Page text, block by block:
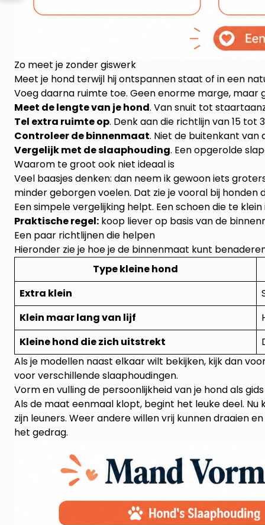
Zo meet je zonder giswerk
Meet je hond terwijl hij ontspannen staat of in een
Voeg daarna ruimte toe. Geen enorme marge,
Meet de lengte van je hond. Van snuit tot
Tel extra ruimte op. Denk aan die richtlijn van 15 tot
Controleer de binnenmaat. Niet de buitenkant van
Vergelijk met de slaaphouding. Een opgerolde
Waarom te groot ook niet ideaal is
Veel baasjes denken: dan neem ik gewoon iets
minder geborgen voelen. Dat zie je vooral bij
Een simpele vergelijking helpt. Een schoen die te
Praktische regel: koop liever op basis van de
Een paar richtlijnen die helpen
Hieronder zie je hoe je de binnenmaat kunt
Type kleine hond
Extra klein
Klein maar lang van lijf
Kleine hond die zich uitstrekt
Als je modellen naast elkaar wilt bekijken, kijk dan
voor verschillende slaaphoudingen.
Vorm en vulling de persoonlijkheid van je hond als gids
Als de maat eenmaal klopt, begint het leuke deel.
zijn leuners. Weer andere willen vrij kunnen draaien
het gedrag.